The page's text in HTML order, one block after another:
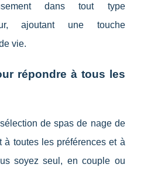
dans tout type
ajoutant une touche
vie.
répondre à tous les
de spas de nage de
toutes les préférences et à
soyez seul, en couple ou